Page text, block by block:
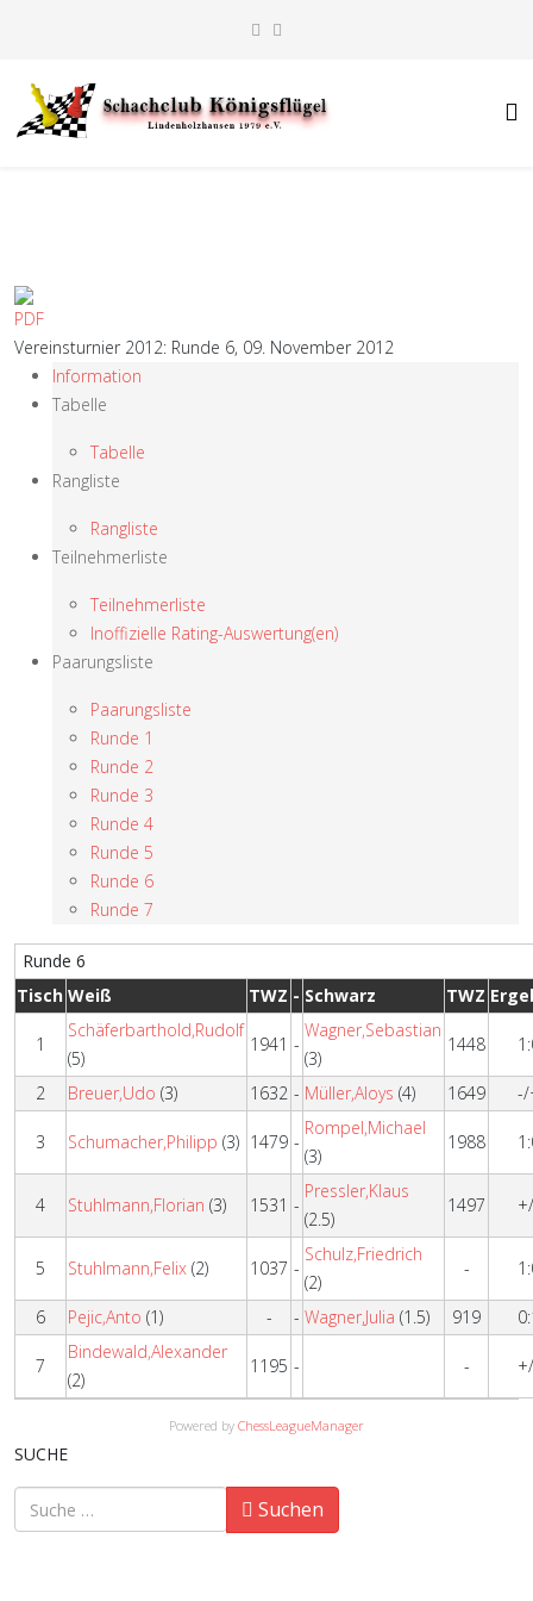
Vereinsturnier 2012: Runde 6, 09. November 2012
Information
Tabelle
Tabelle
Rangliste
Rangliste
Teilnehmerliste
Teilnehmerliste
Inoffizielle Rating-Auswertung(en)
Paarungsliste
Paarungsliste
Runde 1
Runde 2
Runde 3
Runde 4
Runde 5
Runde 6
Runde 7
Runde 6
Tisch Weiß TWZ - Schwarz TWZ
1
Schäferbarthold,Rudolf
(5)
1941 -
Wagner,Sebastian
(3)
1448
2 Breuer,Udo (3) 1632 - Müller,Aloys (4) 1649 -/
3 Schumacher,Philipp (3) 1479 -
Rompel,Michael
(3)
1988
4 Stuhlmann,Florian (3) 1531 -
Pressler,Klaus
(2.5)
1497
5 Stuhlmann,Felix (2) 1037 -
Schulz,Friedrich
(2)
-
6 Pejic,Anto (1) - - Wagner,Julia (1.5) 919
7
Bindewald,Alexander
(2)
1195 - -
Powered by ChessLeagueManager
SUCHE
Suchen
Suchen